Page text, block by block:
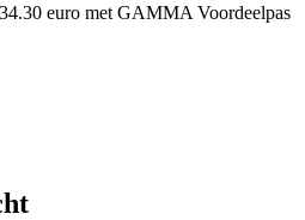
euro met GAMMA Voordeelpas